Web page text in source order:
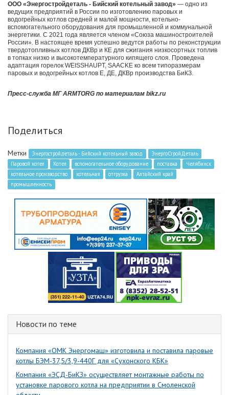
ООО «Энергостройдеталь - Бийский котельный завод» — одно из
ведущих предприятий в России по изготовлению паровых и
водогрейных котлов средней и малой мощности, котельно-
вспомогательного оборудования для промышленной и коммунальной
энергетики. С 2021 года является членом «Союза машиностроителей
России». В настоящее время успешно ведутся работы по реконструкции
твердотопливных котлов ДКВр и КЕ для сжигания низкосортных топлив
в топках низко и высокотемпературного кипящего слоя. Проведена
адаптация горелок WEISSHAUPT, SAACKE ко всем типоразмерам
паровых и водогрейных котлов Е, ДЕ, ДКВр производства БиКЗ.
Пресс-служба МГ ARMTORG по материалам bikz.ru
Поделиться
Метки Энергостройдеталь - Бийский котельный завод
ЭнергоСтройДеталь
Паровой котел
Котел вспомогательное оборудование поставка
Челябинск
котельное производство
котельная отгрузка
Алтайский край
промышленность
Новости по теме
Компания «ОМК Энергомаш» изготовила и поставила паровые
котлы БЭМ-37,5/3,9-440Г для «Сухонского КБК»
Компания «ЭСД-БиКЗ» осуществляет монтажные работы по
установке парового котла на предприятии в Смоленской